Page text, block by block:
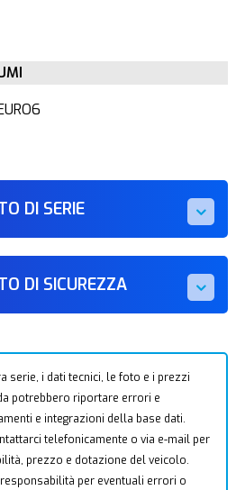
DI SERIE
DI SICUREZZA
serie, i dati tecnici, le foto e i prezzi
potrebbero riportare errori e
e integrazioni della base dati.
telefonicamente o via e-mail per
prezzo e dotazione del veicolo.
per eventuali errori o